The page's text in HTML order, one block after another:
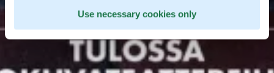
Use necessary cookies only